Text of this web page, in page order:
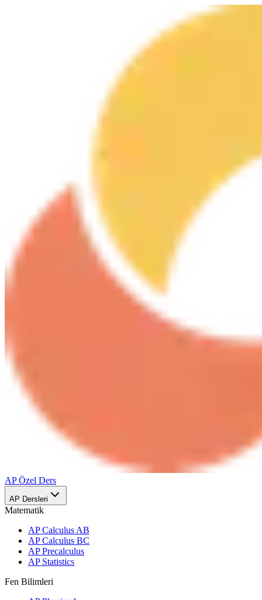
AP Özel Ders
AP Dersleri
Matematik
AP Calculus AB
AP Calculus BC
AP Precalculus
AP Statistics
Fen Bilimleri